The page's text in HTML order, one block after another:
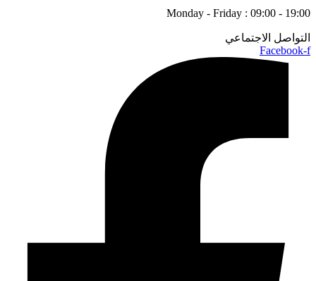
Monday - Friday : 09:00 - 19:00
التواصل الاجتماعي
Facebook-f